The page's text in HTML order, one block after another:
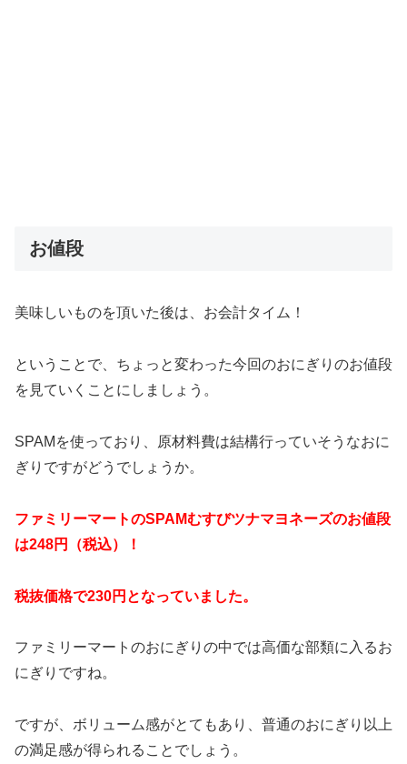
お値段
美味しいものを頂いた後は、お会計タイム！
ということで、ちょっと変わった今回のおにぎりのお値段
を見ていくことにしましょう。
SPAMを使っており、原材料費は結構行っていそうなおに
ぎりですがどうでしょうか。
ファミリーマートのSPAMむすびツナマヨネーズのお値段
は248円（税込）！
税抜価格で230円となっていました。
ファミリーマートのおにぎりの中では高価な部類に入るお
にぎりですね。
ですが、ボリューム感がとてもあり、普通のおにぎり以上
の満足感が得られることでしょう。